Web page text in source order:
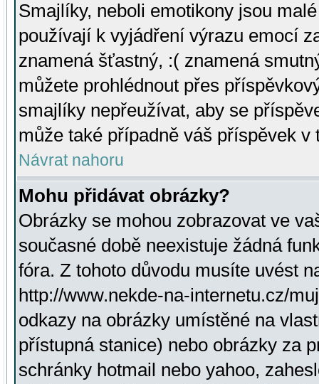
Smajlíky, neboli emotikony jsou
používají k vyjádření výrazu emocí
znamená šťastný, :( znamená
můžete prohlédnout přes
smajlíky nepřeužívat, aby se
může také případně váš příspěvek v
Návrat nahoru
Mohu přidávat obrázky?
Obrázky se mohou zobrazovat ve
současné době neexistuje žádná
fóra. Z tohoto důvodu musíte uvést
http://www.nekde-na-internetu.cz/
odkazy na obrázky umístěné na
přístupná stanice) nebo obrázky za
schránky hotmail nebo yahoo,